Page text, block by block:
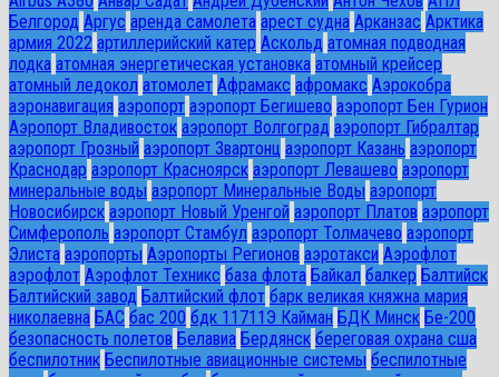
Белгород Аргус аренда самолета арест судна Арканзас Арктика
армия 2022 артиллерийский катер Аскольд атомная подводная
лодка атомная энергетическая установка атомный крейсер
атомный ледокол атомолет Афрамакс афромакс Аэрокобра
аэронавигация аэропорт аэропорт Бегишево аэропорт Бен Гурион
Аэропорт Владивосток аэропорт Волгоград аэропорт Гибралтар
аэропорт Грозный аэропорт Звартонц аэропорт Казань аэропорт
Краснодар аэропорт Красноярск аэропорт Левашево аэропорт
минеральные воды аэропорт Минеральные Воды аэропорт
Новосибирск аэропорт Новый Уренгой аэропорт Платов аэропорт
Симферополь аэропорт Стамбул аэропорт Толмачево аэропорт
Элиста аэропорты Аэропорты Регионов аэротакси Аэрофлот
аэрофлот Аэрофлот Техникс база флота Байкал балкер Балтийск
Балтийский завод Балтийский флот барк великая княжна мария
николаевна БАС бас 200 бдк 11711Э Кайман БДК Минск Бе-200
безопасность полетов Белавиа Бердянск береговая охрана сша
беспилотник Беспилотные авиационные системы беспилотные